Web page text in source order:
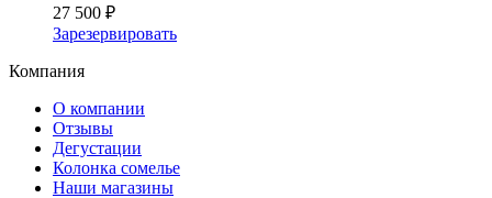
27 500 ₽
Зарезервировать
Компания
О компании
Отзывы
Дегустации
Колонка сомелье
Наши магазины